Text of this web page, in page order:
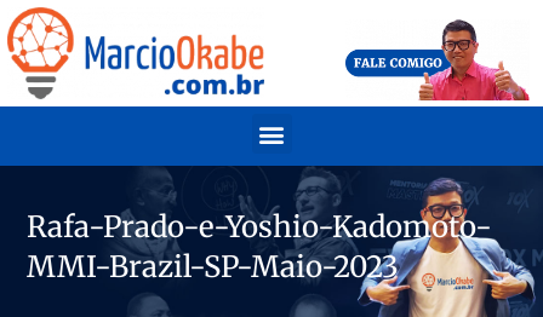
Rafa-Prado-e-Yoshio-Kadomoto-
MMI-Brazil-SP-Maio-2023